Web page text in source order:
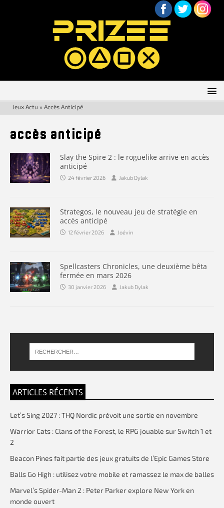
Jeux Actu » Accès Anticipé
accès anticipé
Slay the Spire 2 : le roguelike arrive en accès
anticipé
24 février 2026 Jakub Dylak
Strategos, le nouveau jeu de stratégie en
accès anticipé
12 février 2026 Joévin
Spellcasters Chronicles, une deuxième bêta
fermée en mars 2026
30 janvier 2026 Jakub Dylak
ARTICLES RÉCENTS
Let’s Sing 2027 : THQ Nordic prévoit une sortie en novembre
Warrior Cats : Clans of the Forest, le RPG jouable sur Switch 1 et
2
Beacon Pines fait partie des jeux gratuits de l’Epic Games Store
Balls Go High : utilisez votre mobile et ramassez le max de balles
Marvel’s Spider-Man 2 : Peter Parker explore New York en
monde ouvert